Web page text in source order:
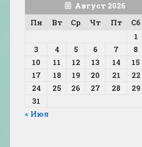
Август 2026
Пн
Вт Ср Чт Пт Сб
1
3
4 5 6 7 8
10
11 12 13 14 15
17
18 19 20 21 22
24
25 26 27 28 29
31
« Июл